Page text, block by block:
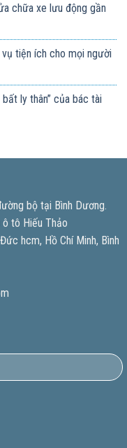
chữa xe lưu động gần
tiện ích cho mọi người
ly thân” của bác tài
bộ tại Bình Dương.
tô Hiếu Thảo
hcm, Hồ Chí Minh, Bình